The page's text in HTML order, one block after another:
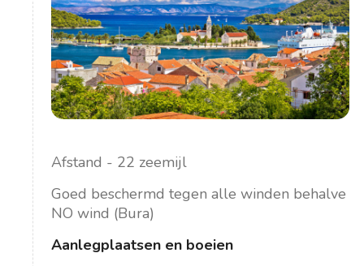
Afstand - 22 zeemijl
Goed beschermd tegen alle winden behalve
NO wind (Bura)
Aanlegplaatsen en boeien